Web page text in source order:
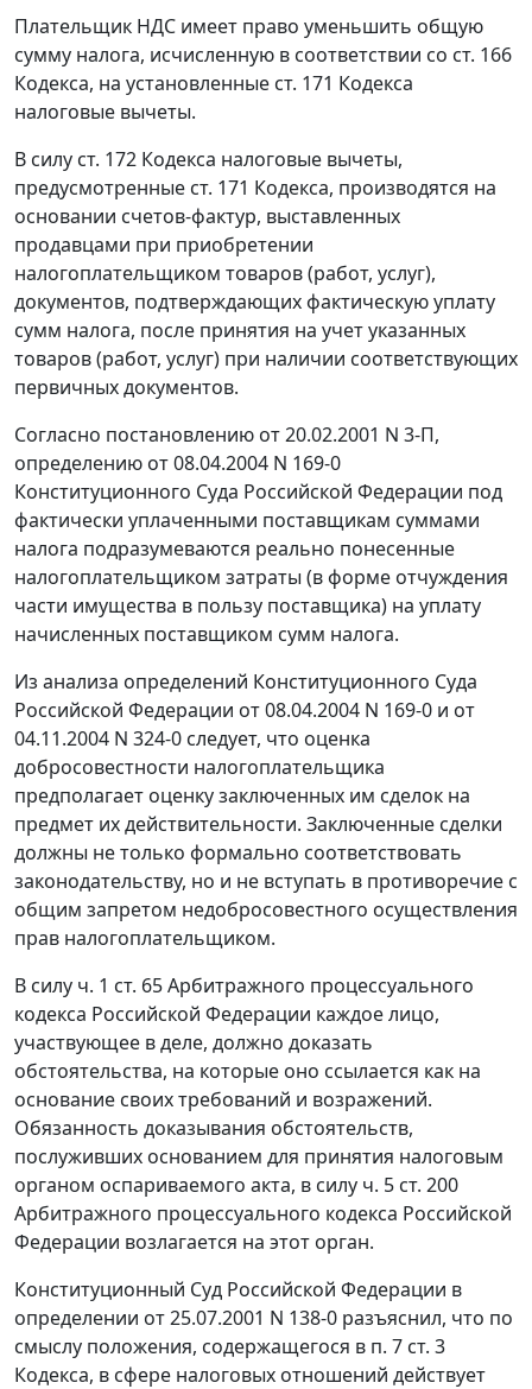
Плательщик НДС имеет право уменьшить общую
сумму налога, исчисленную в соответствии со ст. 166
Кодекса, на установленные ст. 171 Кодекса
налоговые вычеты.
В силу ст. 172 Кодекса налоговые вычеты,
предусмотренные ст. 171 Кодекса, производятся на
основании счетов-фактур, выставленных
продавцами при приобретении
налогоплательщиком товаров (работ, услуг),
документов, подтверждающих фактическую уплату
сумм налога, после принятия на учет указанных
товаров (работ, услуг) при наличии соответствующих
первичных документов.
Согласно постановлению от 20.02.2001 N 3-П,
определению от 08.04.2004 N 169-0
Конституционного Суда Российской Федерации под
фактически уплаченными поставщикам суммами
налога подразумеваются реально понесенные
налогоплательщиком затраты (в форме отчуждения
части имущества в пользу поставщика) на уплату
начисленных поставщиком сумм налога.
Из анализа определений Конституционного Суда
Российской Федерации от 08.04.2004 N 169-0 и от
04.11.2004 N 324-0 следует, что оценка
добросовестности налогоплательщика
предполагает оценку заключенных им сделок на
предмет их действительности. Заключенные сделки
должны не только формально соответствовать
законодательству, но и не вступать в противоречие с
общим запретом недобросовестного осуществления
прав налогоплательщиком.
В силу ч. 1 ст. 65Арбитражного процессуального
кодекса Российской Федерации каждое лицо,
участвующее в деле, должно доказать
обстоятельства, на которые оно ссылается как на
основание своих требований и возражений.
Обязанность доказывания обстоятельств,
послуживших основанием для принятия налоговым
органом оспариваемого акта, в силу ч. 5 ст. 200
Арбитражного процессуального кодекса Российской
Федерации возлагается на этот орган.
Конституционный Суд Российской Федерации в
определении от 25.07.2001 N 138-0 разъяснил, что по
смыслу положения, содержащегося в п. 7 ст. 3
Кодекса, в сфере налоговых отношений действует